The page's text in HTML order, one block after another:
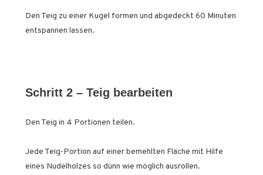
Den Teig zu einer Kugel formen und abgedeckt 60 Minuten
entspannen lassen.
Schritt 2 – Teig bearbeiten
Den Teig in 4 Portionen teilen.
Jede Teig-Portion auf einer bemehlten Fläche mit Hilfe
eines Nudelholzes so dünn wie möglich ausrollen.